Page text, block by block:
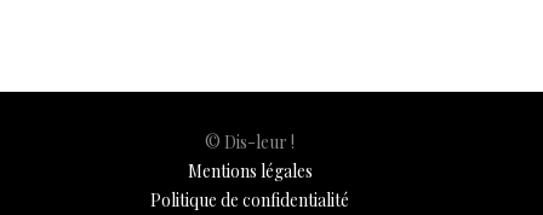
© Dis-leur !
Mentions légales
Politique de confidentialité